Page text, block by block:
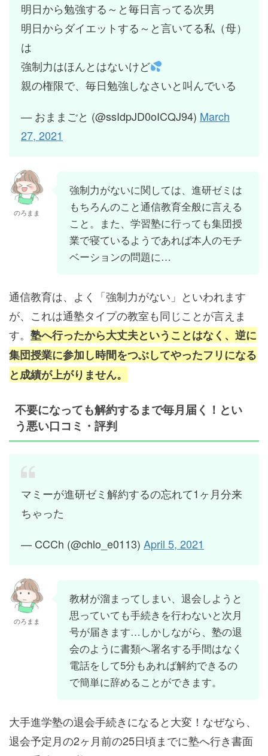
明日から勉強する～と毎日言ってる次男
明日からダイエットする～と言いてる私（母）
は
強制力はほんとはないけど
親の権限で、毎日勉強しなさいと叫んでいる
— おままごと (@ssIdpJD0oICQJ94) March
27, 2021
のろまま
強制力がないに関しては、進研ゼミは
もちろんのこと通信教育全般に言える
こと。また、学習塾に行っても集団授
業で寝ているようであれば本人のモチ
ベーションの問題に…
通信教育は、よく「強制力がない」といわれます
が、これは通塾タイプの教室も同じことが言えま
す。 塾へ行ったから大丈夫ということはなく、逆に
集団授業に参加し時間をつぶしてやったフリになる
と成績が上がりません。
不要になっても解約するまで毎月届く！とい
う悪い口コミ・評判
マミーが進研ゼミ解約するの忘れて1ヶ月分来
ちゃった
— CCCh (@chlo_e0113) April 5, 2021
のろまま
教材が溜まってしまい、退会しようと
思っていても手続きを行わないと次月
号が届きます…しかしながら、塾の退
会のように書類へ署名する手間はなく
電話をして5分もあれば解約できるの
で簡単に辞めることができます。
大手進学塾の退会手続きになると大変！なぜなら、
退会予定月の2ヶ月前の25日頃までに塾へ行き書面